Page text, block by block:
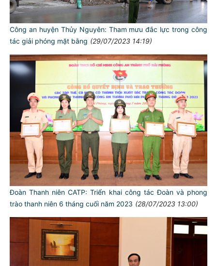
Công an huyện Thủy Nguyên: Tham mưu đắc lực trong công
tác giải phóng mặt bằng (29/07/2023 14:19)
Đoàn Thanh niên CATP: Triển khai công tác Đoàn và phong
trào thanh niên 6 tháng cuối năm 2023 (28/07/2023 13:00)